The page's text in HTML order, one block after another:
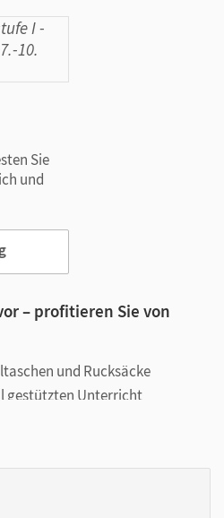
Sie
und
– profitieren Sie von
und Rucksäcke
gestützten Unterricht
das Lehren und